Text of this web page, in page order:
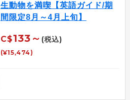
生動物を満喫【英語ガイド/期
間限定8月～4月上旬】
C$133～ (税込)
(¥15,474)